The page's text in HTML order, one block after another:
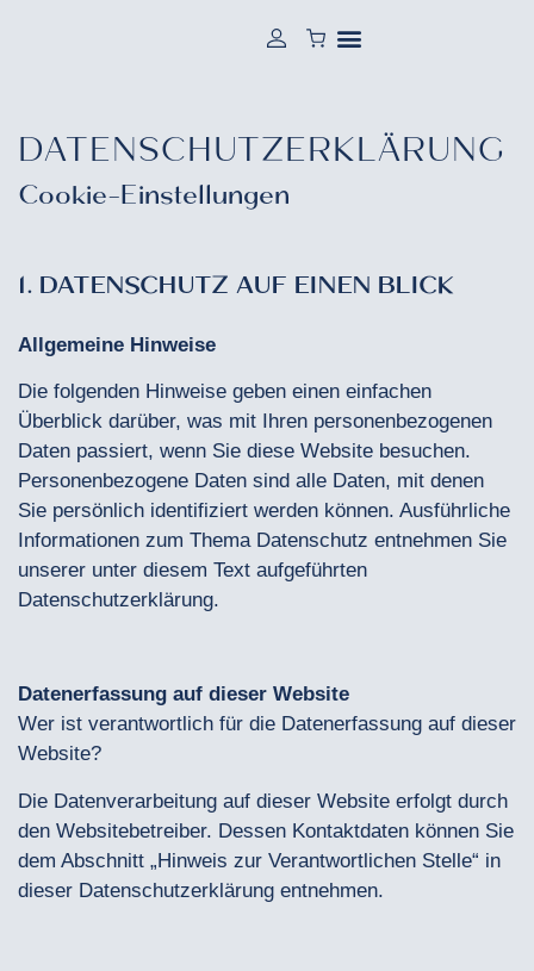
DATENSCHUTZERKLÄRUNG
Cookie-Einstellungen
1. DATENSCHUTZ AUF EINEN BLICK
Allgemeine Hinweise
Die folgenden Hinweise geben einen einfachen
Überblick darüber, was mit Ihren personenbezogenen
Daten passiert, wenn Sie diese Website besuchen.
Personenbezogene Daten sind alle Daten, mit denen
Sie persönlich identifiziert werden können. Ausführliche
Informationen zum Thema Datenschutz entnehmen Sie
unserer unter diesem Text aufgeführten
Datenschutzerklärung.
Datenerfassung auf dieser Website
Wer ist verantwortlich für die Datenerfassung auf dieser
Website?
Die Datenverarbeitung auf dieser Website erfolgt durch
den Websitebetreiber. Dessen Kontaktdaten können Sie
dem Abschnitt „Hinweis zur Verantwortlichen Stelle“ in
dieser Datenschutzerklärung entnehmen.